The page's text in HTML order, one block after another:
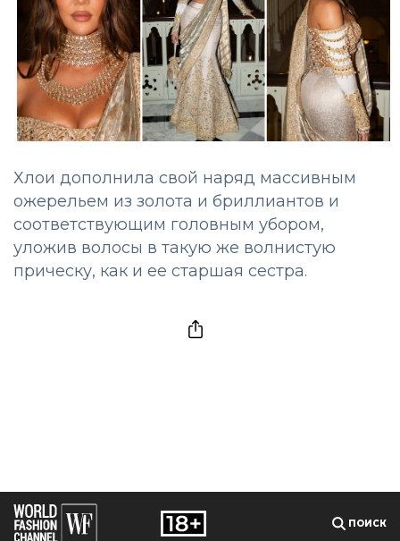
Хлои дополнила свой наряд массивным
ожерельем из золота и бриллиантов и
соответствующим головным убором,
уложив волосы в такую же волнистую
прическу, как и ее старшая сестра.
ПОИСК